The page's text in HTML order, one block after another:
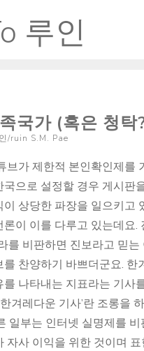
Skip
to
루인
국가 (혹은 청탁
/ruin S.M. Pae
브가 제한적 본인확인제를
으로 설정할 경우 게시판
상당한 파장을 일으키고
이 이를 다루고 있는데요.
를 비판하면 진보라고 믿는
찬양하기 바쁘더군요. 한
나타내는 지표라는 기사
겨레다운 기사’란 조롱을
일부는 인터넷 실명제를 비
자사 이익을 위한 것이며